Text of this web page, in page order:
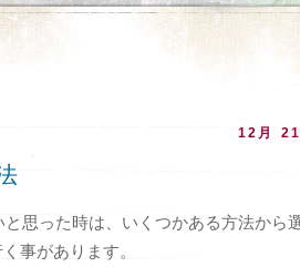
12月
思った時は、いくつかある方法から
事があります。